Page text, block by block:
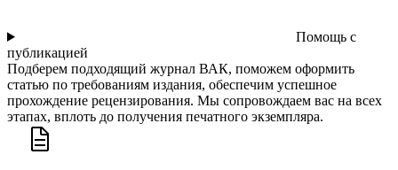
Помощь с
публикацией
Подберем подходящий журнал ВАК, поможем оформить
статью по требованиям издания, обеспечим успешное
прохождение рецензирования. Мы сопровождаем вас на всех
этапах, вплоть до получения печатного экземпляра.